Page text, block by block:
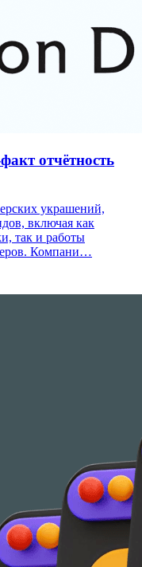
отчётность
украшений,
включая как
так и работы
Компани…